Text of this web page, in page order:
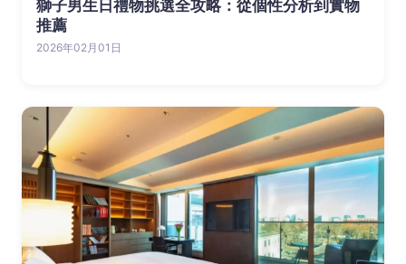
獅子男生日禮物挑選全攻略：從個性分析到實物
推薦
2026年02月01日